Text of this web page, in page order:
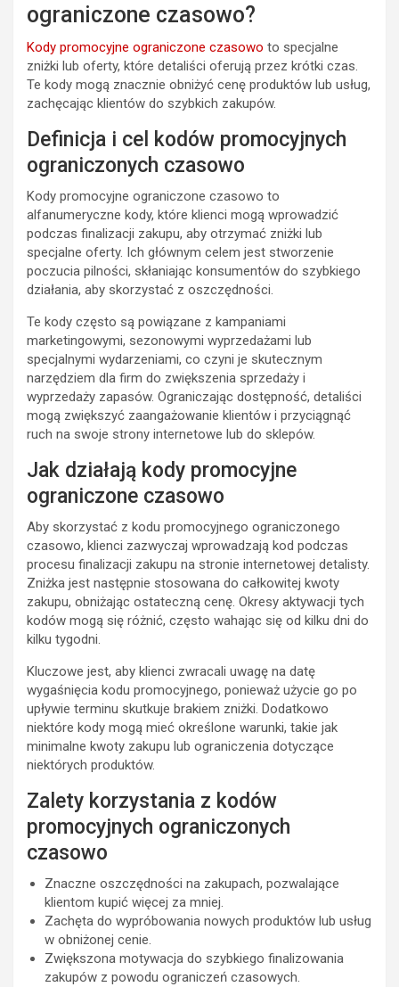
ograniczone czasowo?
Kody promocyjne ograniczone czasowo to specjalne
zniżki lub oferty, które detaliści oferują przez krótki czas.
Te kody mogą znacznie obniżyć cenę produktów lub usług,
zachęcając klientów do szybkich zakupów.
Definicja i cel kodów promocyjnych
ograniczonych czasowo
Kody promocyjne ograniczone czasowo to
alfanumeryczne kody, które klienci mogą wprowadzić
podczas finalizacji zakupu, aby otrzymać zniżki lub
specjalne oferty. Ich głównym celem jest stworzenie
poczucia pilności, skłaniając konsumentów do szybkiego
działania, aby skorzystać z oszczędności.
Te kody często są powiązane z kampaniami
marketingowymi, sezonowymi wyprzedażami lub
specjalnymi wydarzeniami, co czyni je skutecznym
narzędziem dla firm do zwiększenia sprzedaży i
wyprzedaży zapasów. Ograniczając dostępność, detaliści
mogą zwiększyć zaangażowanie klientów i przyciągnąć
ruch na swoje strony internetowe lub do sklepów.
Jak działają kody promocyjne
ograniczone czasowo
Aby skorzystać z kodu promocyjnego ograniczonego
czasowo, klienci zazwyczaj wprowadzają kod podczas
procesu finalizacji zakupu na stronie internetowej detalisty.
Zniżka jest następnie stosowana do całkowitej kwoty
zakupu, obniżając ostateczną cenę. Okresy aktywacji tych
kodów mogą się różnić, często wahając się od kilku dni do
kilku tygodni.
Kluczowe jest, aby klienci zwracali uwagę na datę
wygaśnięcia kodu promocyjnego, ponieważ użycie go po
upływie terminu skutkuje brakiem zniżki. Dodatkowo
niektóre kody mogą mieć określone warunki, takie jak
minimalne kwoty zakupu lub ograniczenia dotyczące
niektórych produktów.
Zalety korzystania z kodów
promocyjnych ograniczonych
czasowo
Znaczne oszczędności na zakupach, pozwalające
klientom kupić więcej za mniej.
Zachęta do wypróbowania nowych produktów lub usług
w obniżonej cenie.
Zwiększona motywacja do szybkiego finalizowania
zakupów z powodu ograniczeń czasowych.